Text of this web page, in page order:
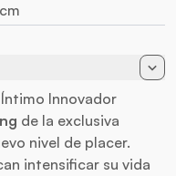
Innovador
de la exclusiva
nivel de placer.
intensificar su vida